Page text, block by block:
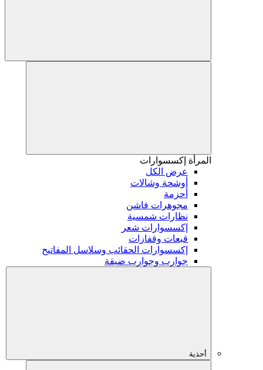
المرأة إكسسوارات
عرض الكل
أوشحة وشالات
أحزمة
مجوهرات فاشن
نظارات شمسية
إكسسوارات شعر
قبعات وقفازات
إكسسوارات الحقائب وسلاسل المفاتيح
جوارب وجوارب ضيقة
أحذية